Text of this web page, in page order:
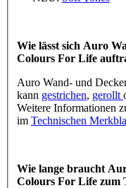
Wie lässt sich Auro
Colours For Life
Auro Wand- und
kann gestrichen, gerollt
Weitere Informationen
im Technischen
Wie lange braucht
Colours For Life zum